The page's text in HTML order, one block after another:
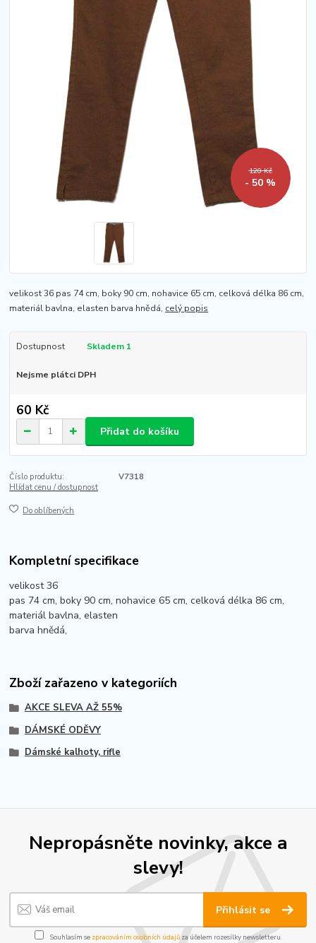
120 Kč
- 50 %
velikost 36 pas 74 cm, boky 90 cm, nohavice 65 cm, celková délka 86 cm,
materiál bavlna, elasten barva hnědá, celý popis
Dostupnost Skladem 1
Nejsme plátci DPH
60 Kč
Přidat do košíku
Číslo produktu:
V7318
Hlídat cenu / dostupnost
Do oblíbených
Kompletní specifikace
velikost 36
pas 74 cm, boky 90 cm, nohavice 65 cm, celková délka 86 cm,
materiál bavlna, elasten
barva hnědá,
Zboží zařazeno v kategoriích
AKCE SLEVA AŽ 55%
DÁMSKÉ ODĚVY
Dámské kalhoty, rifle
Nepropásněte novinky, akce a
slevy!
Přihlásit se
Souhlasím se zpracováním osobních údajůza účelem rozesílky newsletteru.